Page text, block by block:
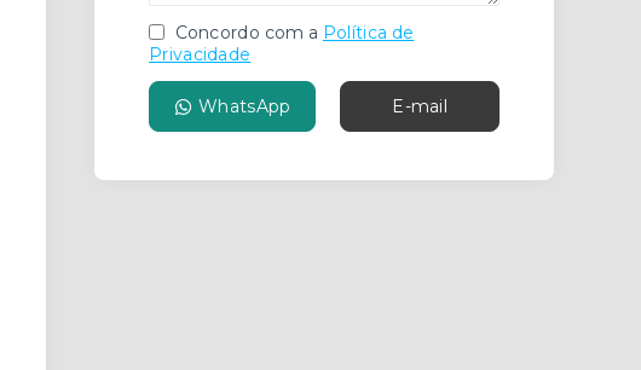
Concordo com a Política de
Privacidade
WhatsApp E-mail